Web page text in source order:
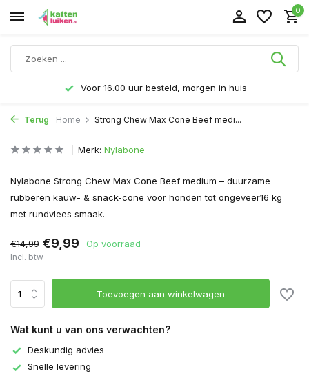
0
Voor 16.00 uur besteld, morgen in huis
Terug Home Strong Chew Max Cone Beef medi...
Merk: Nylabone
Nylabone Strong Chew Max Cone Beef medium – duurzame
rubberen kauw- & snack-cone voor honden tot ongeveer16 kg
met rundvlees ­smaak.
€14,99 €9,99 Op voorraad
Incl. btw
Toevoegen aan winkelwagen
Wat kunt u van ons verwachten?
Deskundig advies
Snelle levering